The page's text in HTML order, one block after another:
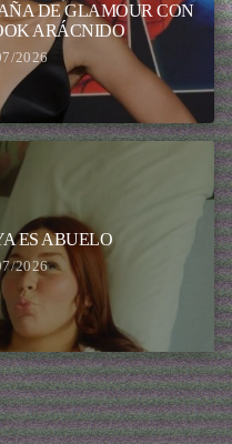
DE GLAMOUR CON
ARÁCNIDO
2026
ES ABUELO
2026